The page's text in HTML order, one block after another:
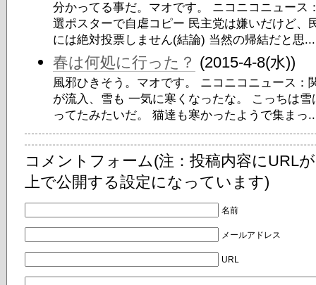
分かってる事だ。マオです。 ニコニコニュー
選ポスターで自虐コピー 民主党は嫌いだけど、
には絶対投票しません(結論) 当然の帰結だと思...
春は何処に行った？ (2015-4-8(水))
風邪ひきそう。マオです。 ニコニコニュース：
が流入、雪も 一気に寒くなったな。 こっちは
ってたみたいだ。 猫達も寒かったようで集まっ
コメントフォーム(注：投稿内容にURL
上で公開する設定になっています)
名前
メールアドレス
URL